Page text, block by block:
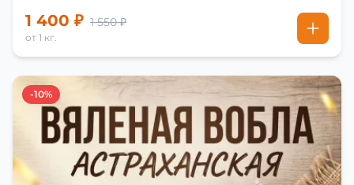
1 400 ₽ 1 550 ₽
от 1 кг.
-10%